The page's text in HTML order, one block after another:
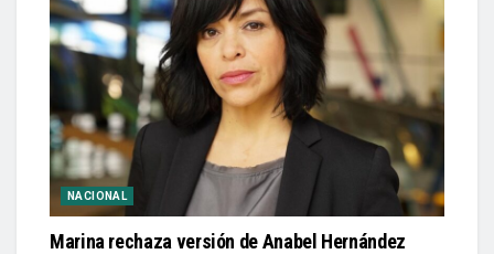
NACIONAL
Marina rechaza versión de Anabel Hernández